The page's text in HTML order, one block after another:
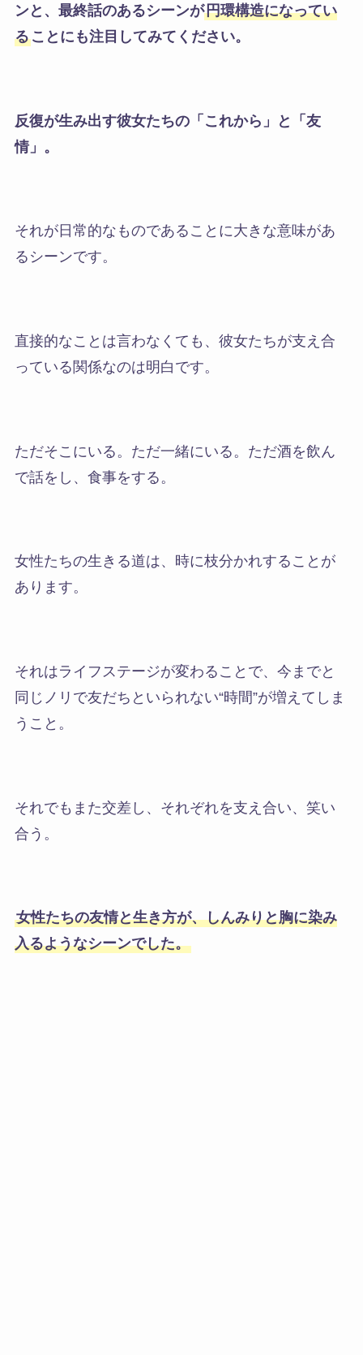
ンと、最終話のあるシーンが円環構造になってい
ることにも注目してみてください。
反復が生み出す彼女たちの「これから」と「友
情」。
それが日常的なものであることに大きな意味があ
るシーンです。
直接的なことは言わなくても、彼女たちが支え合
っている関係なのは明白です。
ただそこにいる。ただ一緒にいる。ただ酒を飲ん
で話をし、食事をする。
女性たちの生きる道は、時に枝分かれすることが
あります。
それはライフステージが変わることで、今までと
同じノリで友だちといられない“時間”が増えてしま
うこと。
それでもまた交差し、それぞれを支え合い、笑い
合う。
女性たちの友情と生き方が、しんみりと胸に染み
入るようなシーンでした。